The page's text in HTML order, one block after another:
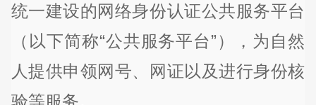
统一建设的网络身份认证公共服务平台
（以下简称“公共服务平台”），为自然
人提供申领网号、网证以及进行身份核
验等服务。